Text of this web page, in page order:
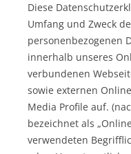
Diese
Umfang und Zweck
personenbezogenen
innerhalb unseres
verbundenen
sowie externen
Media Profile auf.
bezeichnet als
verwendeten